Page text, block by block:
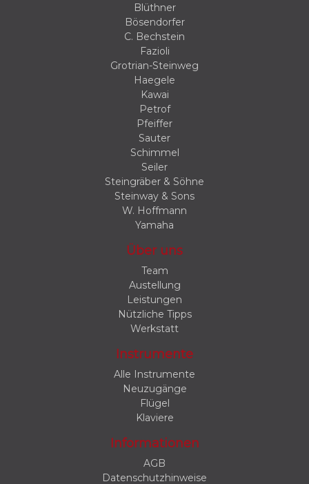
Blüthner
Bösendorfer
C. Bechstein
Fazioli
Grotrian-Steinweg
Haegele
Kawai
Petrof
Pfeiffer
Sauter
Schimmel
Seiler
Steingräber & Söhne
Steinway & Sons
W. Hoffmann
Yamaha
Über uns
Team
Austellung
Leistungen
Nützliche Tipps
Werkstatt
Instrumente
Alle Instrumente
Neuzugänge
Flügel
Klaviere
Informationen
AGB
Datenschutzhinweise